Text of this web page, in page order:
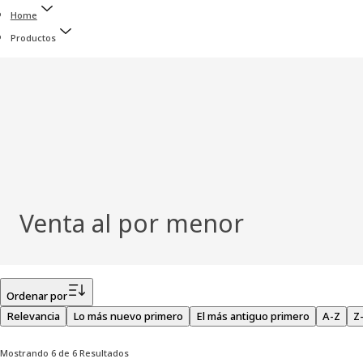
Home
Productos
Venta al por menor
Ordenar por
Relevancia
Lo más nuevo primero El más antiguo primero A-Z
Mostrando 6 de 6 Resultados